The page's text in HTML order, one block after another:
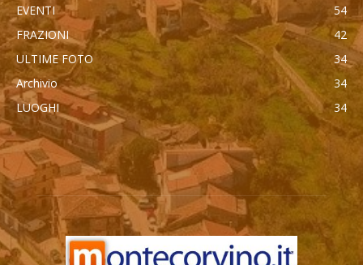
EVENTI
54
FRAZIONI
42
ULTIME FOTO
34
Archivio
34
LUOGHI
34
автоновости
Mercedes Maybach GLS 600
Cadillac Escalade IQ 2026
Toyota Corolla Cross
Android Auto